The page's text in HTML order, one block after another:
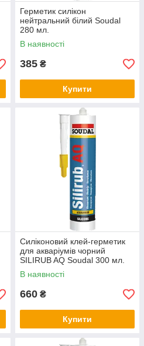
Герметик силікон
нейтральний білий Soudal
280 мл.
В наявності
385 ₴
Купити
Силіконовий клей-герметик
для акваріумів чорний
SILIRUB AQ Soudal 300 мл.
В наявності
660 ₴
Купити